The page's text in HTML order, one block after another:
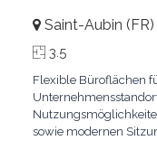
Saint-Aubin (FR)
3.5
Flexible Büroflächen
sowie modernen